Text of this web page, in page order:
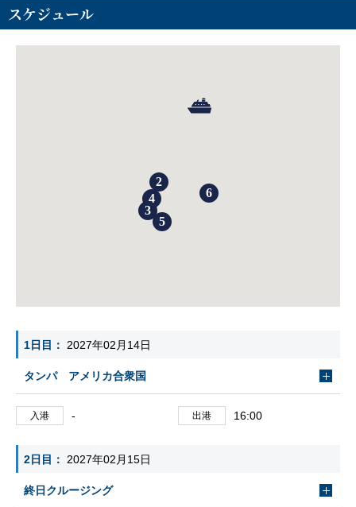
スケジュール
2
3
4
5
6
1日目 2027年02月14日
タンパ アメリカ合衆国
入港 - 出港 16:00
2日目 2027年02月15日
終日クルージング